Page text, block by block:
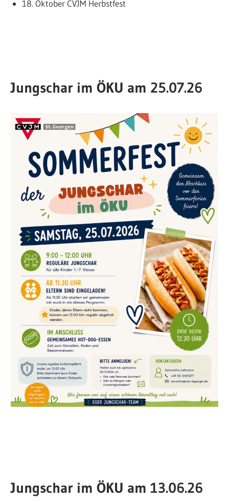
18. Oktober CVJM Herbstfest
Jungschar im ÖKU am 25.07.26
Jungschar im ÖKU am 13.06.26